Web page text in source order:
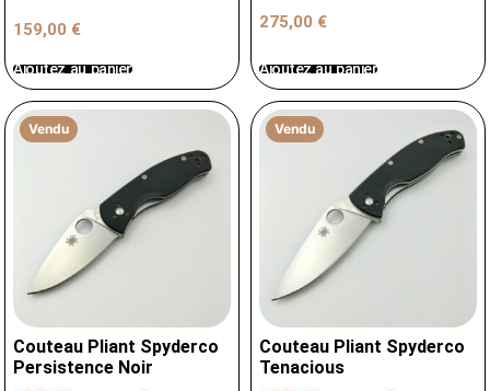
159,00 €
Ajoutez au panier
275,00 €
Ajoutez au panier
Vendu
Couteau Pliant Spyderco
Persistence Noir
Vendu
Couteau Pliant Spyderco
Tenacious